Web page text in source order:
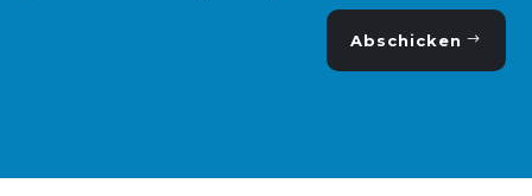
Abschicken